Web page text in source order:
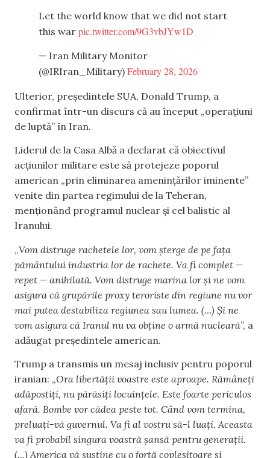
Let the world know that we did not start
this war pic.twitter.com/9G3vbJYw1D
— Iran Military Monitor
(@IRIran_Military) February 28, 2026
Ulterior, președintele SUA, Donald Trump, a
confirmat într-un discurs că au început „operațiuni
de luptă” în Iran.
Liderul de la Casa Albă a declarat că obiectivul
acțiunilor militare este să protejeze poporul
american „prin eliminarea amenințărilor iminente”
venite din partea regimului de la Teheran,
menționând programul nuclear și cel balistic al
Iranului.
„Vom distruge rachetele lor, vom șterge de pe fața
pământului industria lor de rachete. Va fi complet —
repet — anihilată. Vom distruge marina lor și ne vom
asigura că grupările proxy teroriste din regiune nu vor
mai putea destabiliza regiunea sau lumea. (…) Și ne
vom asigura că Iranul nu va obține o armă nucleară”, a
adăugat președintele american.
Trump a transmis un mesaj inclusiv pentru poporul
iranian: „Ora libertății voastre este aproape. Rămâneți
adăpostiți, nu părăsiți locuințele. Este foarte periculos
afară. Bombe vor cădea peste tot. Când vom termina,
preluați-vă guvernul. Va fi al vostru să-l luați. Aceasta
va fi probabil singura voastră șansă pentru generații.
(…) America vă susține cu o forță copleșitoare și